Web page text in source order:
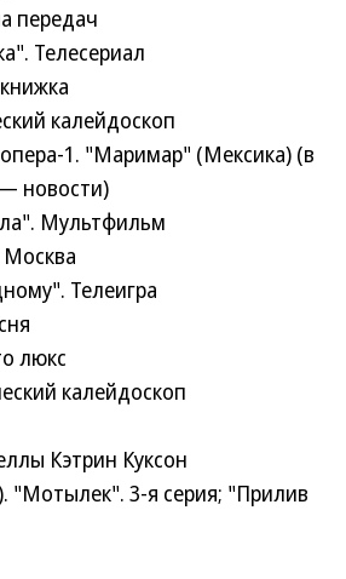
передач
Телесериал
калейдоскоп
1. "Маримар" (Мексика) (в
новости)
Мультфильм
Телеигра
люкс
калейдоскоп
Кэтрин Куксон
"Мотылек". 3-я серия; "Прилив